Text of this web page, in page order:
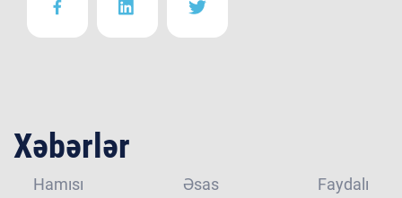
Xəbərlər
Hamısı Əsas Faydalı